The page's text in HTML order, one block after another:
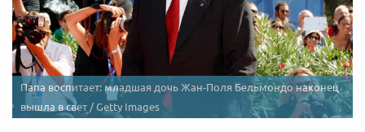
Папа воспитает: младшая дочь Жан-Поля Бельмондо наконец
вышла в свет / Getty Images